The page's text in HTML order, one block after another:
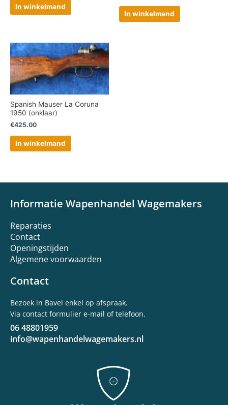
In winkelmand
In winkelmand
Spanish Mauser La Coruna
1950 (onklaar)
€425.00
In winkelmand
Informatie Wapenhandel Wagemakers
Reparaties
Contact
Openingstijden
Algemene voorwaarden
Contact
Bezoek in Bavel enkel op afspraak.
Via contact formulier e-mail of telefoon.
06 48801959
info@wapenhandelwagemakers.nl